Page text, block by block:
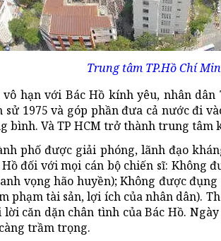
Trung tâm TP.Hồ Chí
hạn với Bác Hồ kính yêu, nhân dân
sử 1975 và góp phần đưa cả nước đi
bình. Và TP HCM trở thành trung tâm
phố được giải phóng, lãnh đạo
Hồ đối với mọi cán bộ chiến sĩ: Không
vọng hão huyền); Không được
phạm tài sản, lợi ích của nhân dân).
căn dặn chân tình của Bác Hồ.
trầm trọng.